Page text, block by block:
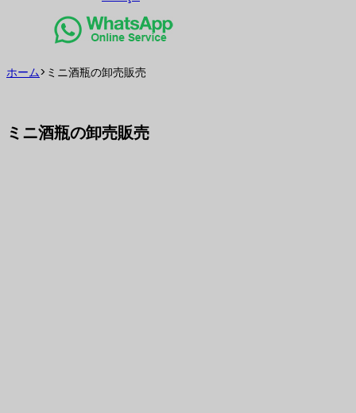
ホーム> ミニ酒瓶の卸売販売
ミニ酒瓶の卸売販売